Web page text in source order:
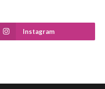
Instagram